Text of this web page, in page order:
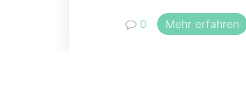
0 Mehr erfahren